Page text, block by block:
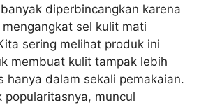
diperbincangkan karena
sel kulit mati
sering melihat produk ini
membuat kulit tampak lebih
hanya dalam sekali pemakaian.
popularitasnya, muncul